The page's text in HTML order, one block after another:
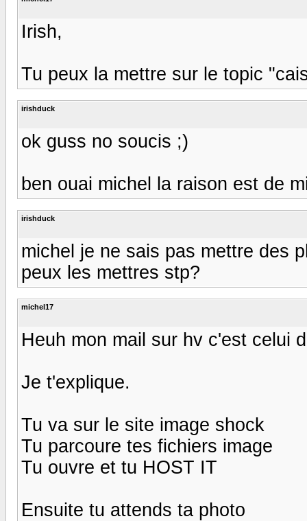
Irish,
Tu peux la mettre sur le topic
irishduck
ok guss no soucis ;)
ben ouai michel la raison est de
irishduck
michel je ne sais pas mettre des
peux les mettres stp?
michel17
Heuh mon mail sur hv c'est celui
Je t'explique.
Tu va sur le site image shock
Tu parcoure tes fichiers image
Tu ouvre et tu HOST IT
Ensuite tu attends ta photo